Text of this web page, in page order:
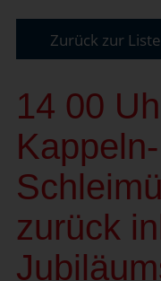
Zurück zur Liste
14 00
zurück